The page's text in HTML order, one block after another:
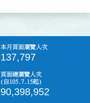
本月頁面瀏覽人次
137,797
頁面總瀏覽人次
(自105.7.15起)
90,398,952